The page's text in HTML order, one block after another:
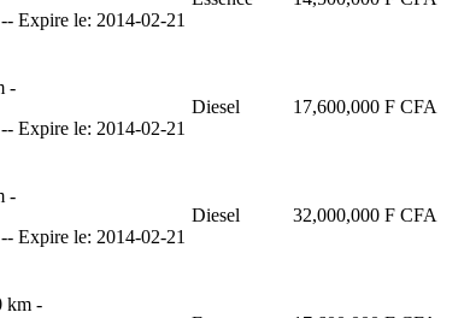
Expire le: 2014-02-21
-
Expire le: 2014-02-21
Diesel 17,600,000 F CFA
-
Expire le: 2014-02-21
Diesel 32,000,000 F CFA
km -